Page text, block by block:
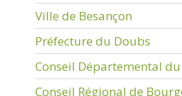
Ville de Besançon
Préfecture du Doubs
Conseil Départemental
Conseil Régional de